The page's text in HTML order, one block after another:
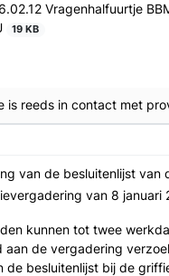
Vragenhalfuurtje
19 KB
is reeds in contact met
van de besluitenlijst van
van 8 januari
kunnen tot twee
aan de vergadering
de besluitenlijst bij de